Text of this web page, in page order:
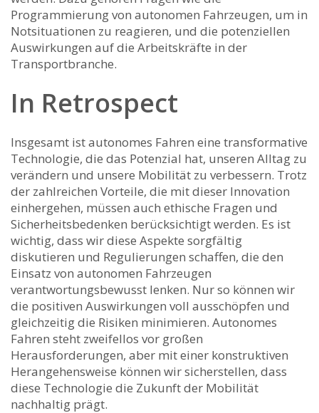
Programmierung von autonomen Fahrzeugen, um in
Notsituationen zu reagieren, und die‌ potenziellen
Auswirkungen auf ⁢die Arbeitskräfte in der‍
Transportbranche.
In Retrospect
Insgesamt ist autonomes Fahren eine transformative
Technologie, die das Potenzial hat,⁤ unseren Alltag zu
verändern und unsere Mobilität zu verbessern. Trotz
der ‌zahlreichen Vorteile, die mit dieser Innovation
einhergehen, müssen‍ auch ethische Fragen und
Sicherheitsbedenken berücksichtigt werden. Es ist
wichtig, dass wir diese Aspekte sorgfältig
diskutieren und Regulierungen schaffen, die den
Einsatz von autonomen Fahrzeugen
verantwortungsbewusst lenken. Nur so können wir
die positiven Auswirkungen voll ausschöpfen und
gleichzeitig‍ die Risiken minimieren. Autonomes
Fahren steht zweifellos vor großen
Herausforderungen,⁤ aber mit einer konstruktiven
Herangehensweise ​können wir sicherstellen, dass
⁤diese Technologie die ⁤Zukunft der Mobilität
nachhaltig prägt.